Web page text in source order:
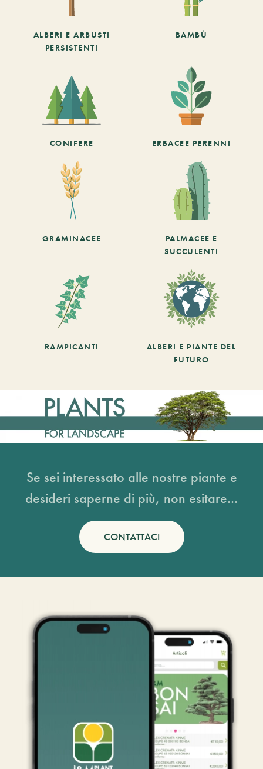
ALBERI E ARBUSTI
PERSISTENTI
BAMBÙ
CONIFERE ERBACEE PERENNI
GRAMINACEE
PALMACEE E
SUCCULENTI
RAMPICANTI
ALBERI E PIANTE DEL
FUTURO
Se sei interessato alle nostre piante e
desideri saperne di più, non esitare...
CONTATTACI